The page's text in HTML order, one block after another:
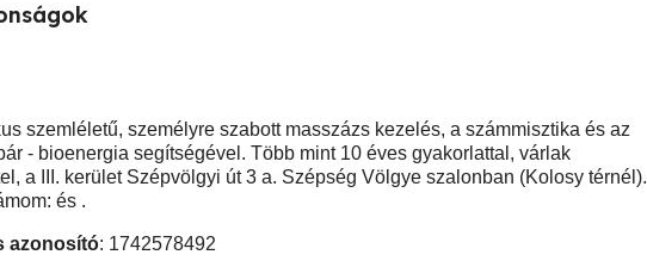
szemléletű, személyre szabott masszázs kezelés, a számmisztika és az
- bioenergia segítségével. Több mint 10 éves gyakorlattal, várlak
a III. kerület Szépvölgyi út 3 a. Szépség Völgye szalonban (Kolosy térnél).
és .
azonosító: 1742578492